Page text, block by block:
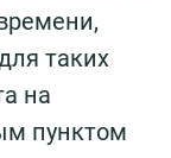
таких
на
пунктом